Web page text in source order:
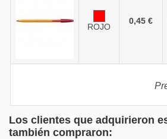
ROJO
0,45 €
Los clientes que adquirieron
también compraron: